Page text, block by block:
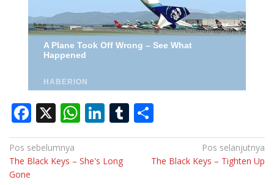
F
ac
e
b
X W
h
at
s
Li
n
e
T
u h
ar
e
Navigasi
pos
Pos sebelumnya
The Black Keys – She's Long
Gone
Pos selanjutnya
The Black Keys – Tighten Up